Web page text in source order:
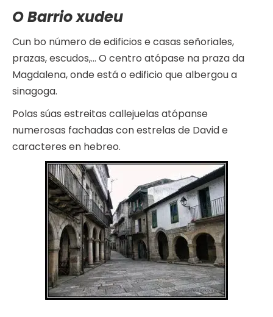
O Barrio xudeu
Cun bo número de edificios e casas señoriales,
prazas, escudos,… O centro atópase na praza da
Magdalena, onde está o edificio que albergou a
sinagoga.
Polas súas estreitas callejuelas atópanse
numerosas fachadas con estrelas de David e
caracteres en hebreo.